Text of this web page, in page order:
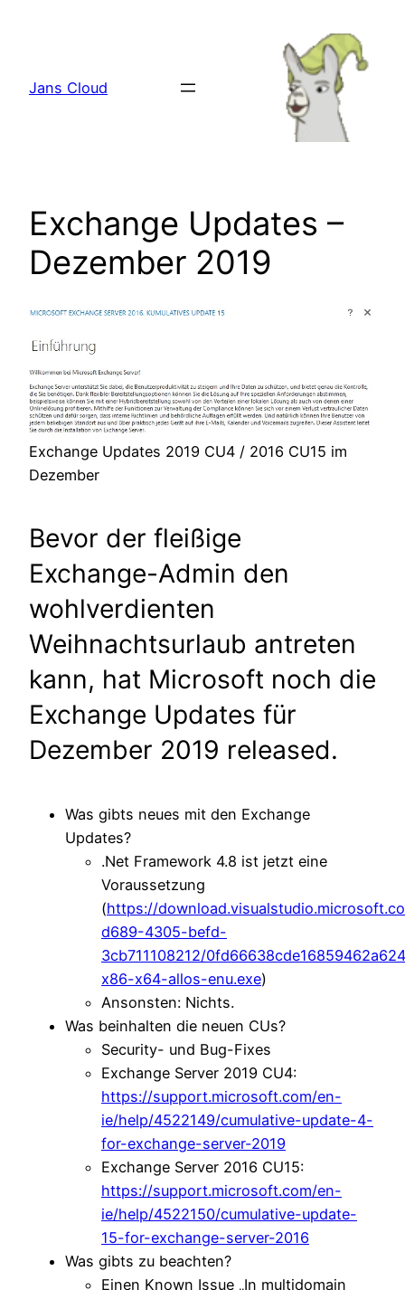
Jans Cloud
Exchange Updates –
Dezember 2019
Exchange Updates 2019 CU4 / 2016 CU15 im
Dezember
Bevor der fleißige
Exchange-Admin den
wohlverdienten
Weihnachtsurlaub antreten
kann, hat Microsoft noch die
Exchange Updates für
Dezember 2019 released.
Was gibts neues mit den Exchange
Updates?
.Net Framework 4.8 ist jetzt eine
Voraussetzung
(https://
d689-4305-befd-
3cb711108212/
x86-x64-allos-enu.exe)
Ansonsten: Nichts.
Was beinhalten die neuen CUs?
Security- und Bug-Fixes
Exchange Server 2019 CU4:
https://support.microsoft.com/en-
ie/help/4522149/cumulative-update-4-
for-exchange-server-2019
Exchange Server 2016 CU15:
https://support.microsoft.com/en-
ie/help/4522150/cumulative-update-
15-for-exchange-server-2016
Was gibts zu beachten?
Einen Known Issue „In multidomain